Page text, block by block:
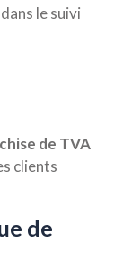
le suivi
de TVA
clients